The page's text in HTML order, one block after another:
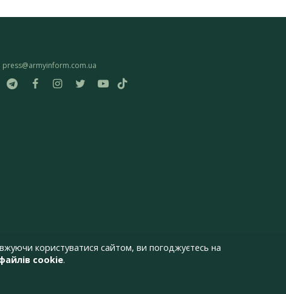
press@armyinform.com.ua
користуватися сайтом, ви погоджуєтесь на
cookie.